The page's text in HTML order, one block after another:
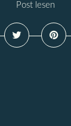
Post lesen